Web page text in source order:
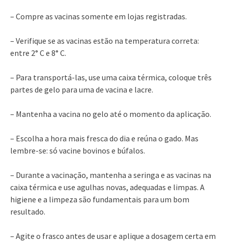
– Compre as vacinas somente em lojas registradas.
– Verifique se as vacinas estão na temperatura correta:
entre 2° C e 8° C.
– Para transportá-las, use uma caixa térmica, coloque três
partes de gelo para uma de vacina e lacre.
– Mantenha a vacina no gelo até o momento da aplicação.
– Escolha a hora mais fresca do dia e reúna o gado. Mas
lembre-se: só vacine bovinos e búfalos.
– Durante a vacinação, mantenha a seringa e as vacinas na
caixa térmica e use agulhas novas, adequadas e limpas. A
higiene e a limpeza são fundamentais para um bom
resultado.
– Agite o frasco antes de usar e aplique a dosagem certa em